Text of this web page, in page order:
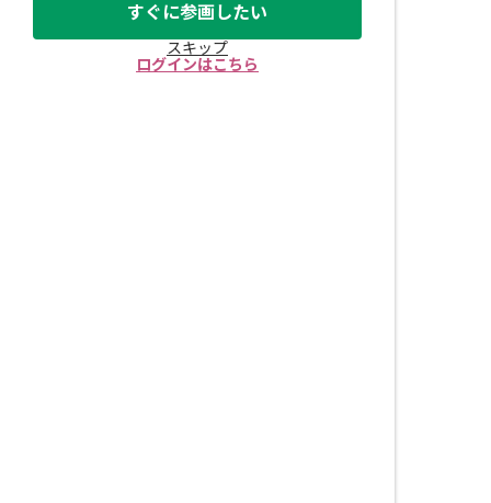
すぐに参画したい
スキップ
ログインはこちら